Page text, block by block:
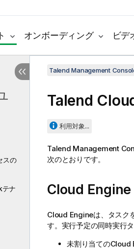
オンボーディング ビデ
スの
ナ
Talend Management
Talend
利用対象...
Talend Management
次のとおりです。
Cloud Engine
Cloud Engineは、タスク
す。実行予定の同時実行
未割り当てのCloud